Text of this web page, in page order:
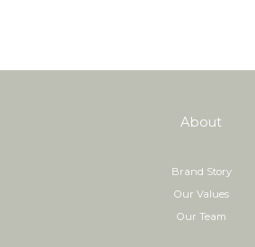
About
Brand Story
Our Values
Our Team